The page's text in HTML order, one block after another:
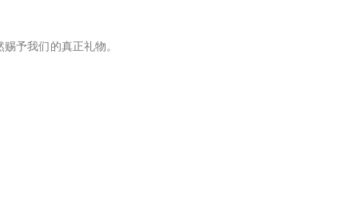
予我们的真正礼物。